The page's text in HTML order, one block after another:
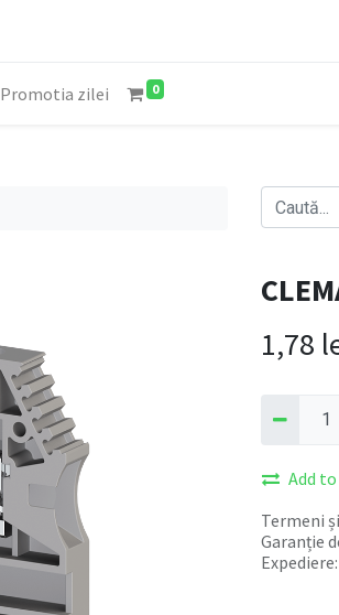
Promotia zilei 0
1,78
Add
Termeni
Garanție